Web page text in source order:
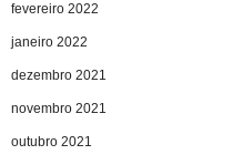
fevereiro 2022
janeiro 2022
dezembro 2021
novembro 2021
outubro 2021